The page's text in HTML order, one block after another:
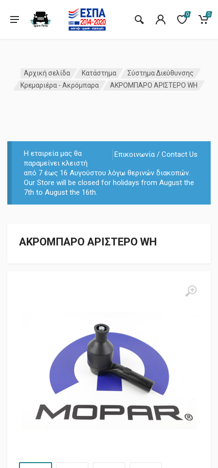
0 0
Αρχική σελίδα Κατάστημα
Σύστημα Διεύθυνσης
Κρεμαριέρα - Ακρόμπαρα
ΑΚΡΟΜΠΑΡΟ ΑΡΙΣΤΕΡΟ WH
Επικοινωνία / Contact Us
Η εταιρεία μας θα
παραμείνει κλειστή
από 7 έως 16 Αυγούστου λόγω θερινών διακοπών.
Our Store will be closed for holidays from August the
7th to August the 16th.
ΑΚΡΟΜΠΑΡΟ ΑΡΙΣΤΕΡΟ WH